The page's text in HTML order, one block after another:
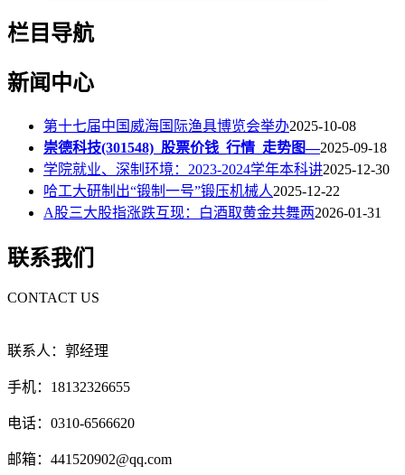
栏目导航
新闻中心
第十七届中国威海国际渔具博览会举办2025-10-08
崇德科技(301548)_股票价钱_行情_走势图—2025-09-18
学院就业、深制环境：2023-2024学年本科讲2025-12-30
哈工大研制出“锻制一号”锻压机械人2025-12-22
A股三大股指涨跌互现：白酒取黄金共舞两2026-01-31
联系我们
CONTACT US
联系人：郭经理
手机：18132326655
电话：0310-6566620
邮箱：441520902@qq.com